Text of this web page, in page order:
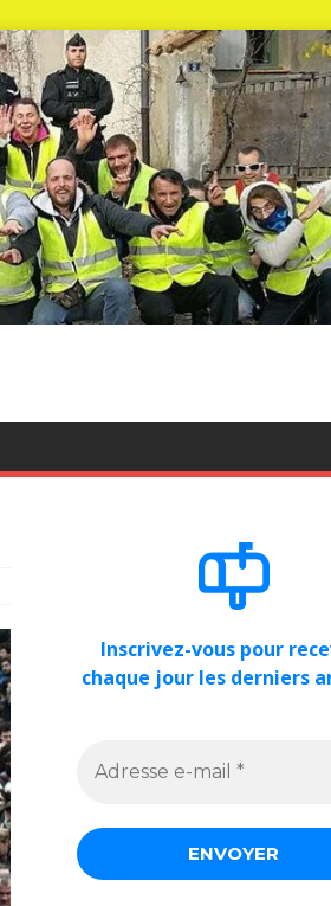
Inscrivez-vous pour
chaque jour les derniers